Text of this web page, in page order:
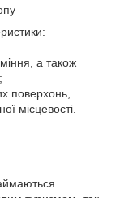
а також
поверхонь,
місцевості.